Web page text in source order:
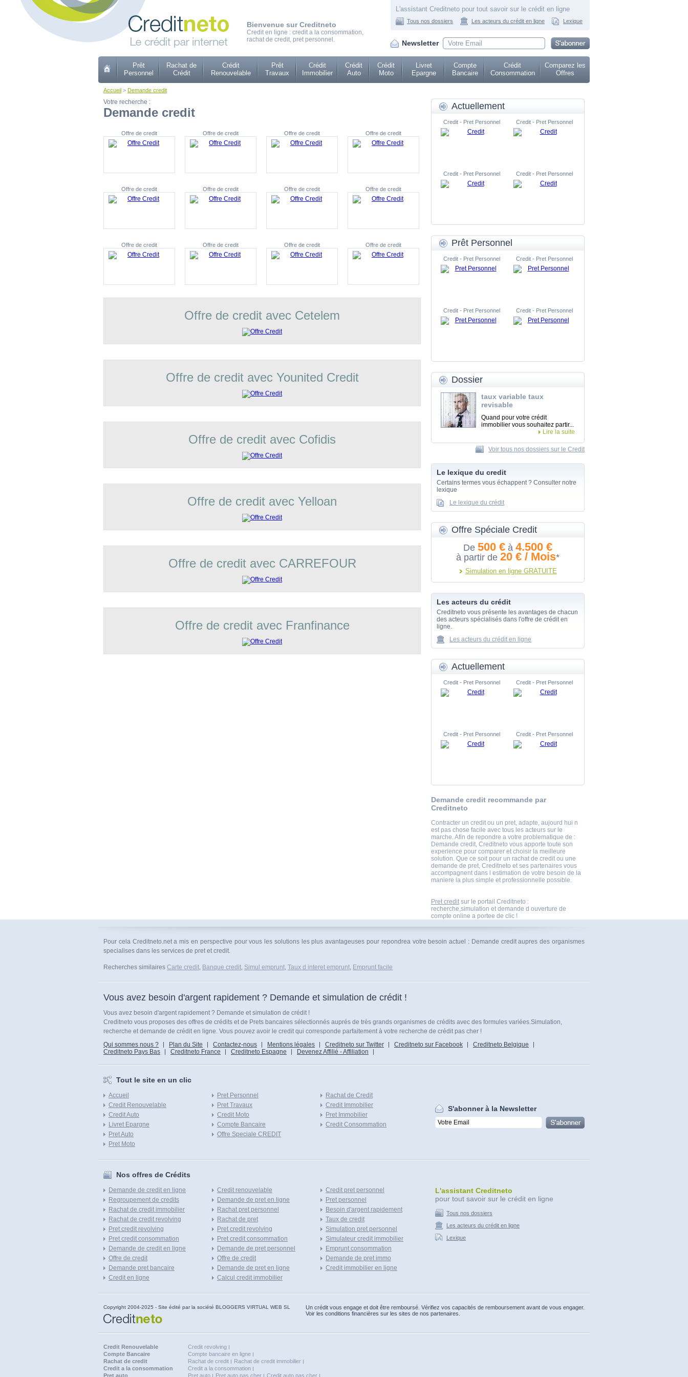
Bienvenue sur Creditneto
Credit en ligne : credit a la consommation,
rachat de credit, pret personnel.
L'assistant Creditneto pour tout savoir sur le crédit en ligne
Tous nos dossiers Les acteurs du crédit en ligne Lexique
Newsletter
Prêt
Personnel
Rachat de
Crédit
Crédit
Renouvelable
Prêt
Travaux
Crédit
Immobilier
Crédit
Auto
Crédit
Moto
Livret
Epargne
Compte
Bancaire
Crédit
Consommation
Comparez les
Offres
Accueil > Demande credit
Votre recherche :
Demande credit
Offre de credit Offre de credit Offre de credit Offre de credit
Offre de credit Offre de credit Offre de credit Offre de credit
Offre de credit Offre de credit Offre de credit Offre de credit
Offre de credit avec Cetelem
Offre de credit avec Younited Credit
Offre de credit avec Cofidis
Offre de credit avec Yelloan
Offre de credit avec CARREFOUR
Offre de credit avec Franfinance
Actuellement
Credit - Pret Personnel Credit - Pret Personnel
Credit - Pret Personnel Credit - Pret Personnel
Prêt Personnel
Credit - Pret Personnel Credit - Pret Personnel
Credit - Pret Personnel Credit - Pret Personnel
Dossier
taux variable taux
revisable
Quand pour votre crédit
immobilier vous souhaitez partir...
Lire la suite
Voir tous nos dossiers sur le Credit
Le lexique du credit
Certains termes vous échappent ? Consulter notre
lexique
Le lexique du crédit
Offre Spéciale Credit
De 500 € à 4.500 €
à partir de 20 € / Mois*
Simulation en ligne GRATUITE
Les acteurs du crédit
Creditneto vous présente les avantages de chacun
des acteurs spécialisés dans l'offre de crédit en
ligne.
Les acteurs du crédit en ligne
Actuellement
Credit - Pret Personnel Credit - Pret Personnel
Credit - Pret Personnel Credit - Pret Personnel
Demande credit recommande par
Creditneto
Contracter un credit ou un pret, adapte, aujourd hui n
est pas chose facile avec tous les acteurs sur le
marche. Afin de repondre a votre problematique de :
Demande credit, Creditneto vous apporte toute son
experience pour comparer et choisir la meilleure
solution. Que ce soit pour un rachat de credit ou une
demande de pret, Creditneto et ses partenaires vous
accompagnent dans l estimation de votre besoin de la
maniere la plus simple et professionnelle possible.
Pret creditsur le portail Creditneto :
recherche,simulation et demande d ouverture de
compte online a portee de clic !
Pour cela Creditneto.net a mis en perspective pour vous les solutions les plus avantageuses pour repondrea votre besoin actuel : Demande credit aupres des organismes
specialises dans les services de pret et credit.
Recherches similaires Carte credit, Banque credit, Simul emprunt, Taux d interet emprunt, Emprunt facile
Vous avez besoin d'argent rapidement ? Demande et simulation de crédit !
Vous avez besoin d'argent rapidement ? Demande et simulation de crédit !
Creditneto vous proposes des offres de crédits et de Prets bancaires sélectionnés auprés de très grands organismes de crédits avec des formules variées.Simulation,
recherche et demande de crédit en ligne. Vous pouvez avoir le credit qui corresponde parfaitement à votre recherche de crédit pas cher !
Qui sommes nous ?
Plan du Site Contactez-nous Mentions légales Creditneto sur Twitter Creditneto sur Facebook
Creditneto Belgique
Creditneto Pays Bas
Creditneto France Creditneto Espagne Devenez Affilié - Affiliation
Tout le site en un clic
Accueil
Credit Renouvelable
Credit Auto
Livret Epargne
Pret Auto
Pret Moto
Pret Personnel
Pret Travaux
Credit Moto
Compte Bancaire
Offre Speciale CREDIT
Rachat de Credit
Credit Immobilier
Pret Immobilier
Credit Consommation
S'abonner à la Newsletter
Nos offres de Crédits
Demande de credit en ligne
Regroupement de credits
Rachat de credit immobilier
Rachat de credit revolving
Pret credit revolving
Pret credit consommation
Demande de credit en ligne
Offre de credit
Demande pret bancaire
Credit en ligne
Credit renouvelable
Demande de pret en ligne
Rachat pret personnel
Rachat de pret
Pret credit revolving
Pret credit consommation
Demande de pret personnel
Offre de credit
Demande de pret en ligne
Calcul credit immobilier
Credit pret personnel
Pret personnel
Besoin d'argent rapidement
Taux de credit
Simulation pret personnel
Simulateur credit immobilier
Emprunt consommation
Demande de pret immo
Credit immobilier en ligne
L'assistant Creditneto
pour tout savoir sur le crédit en ligne
Tous nos dossiers
Les acteurs du crédit en ligne
Lexique
Copyright 2004-2025 - Site édité par la société BLOGGERS VIRTUAL WEB SL
Un crédit vous engage et doit être remboursé. Vérifiez vos capacités de remboursement avant de vous engager.
Voir les conditions financières sur les sites de nos partenaires.
Credit Renouvelable
Credit revolving
Compte Bancaire
Compte bancaire en ligne
Rachat de credit
Rachat de credit
Rachat de credit immobilier
Credit a la consommation
Credit a la consommation
Pret auto
Pret auto Pret auto pas cher Credit auto pas cher